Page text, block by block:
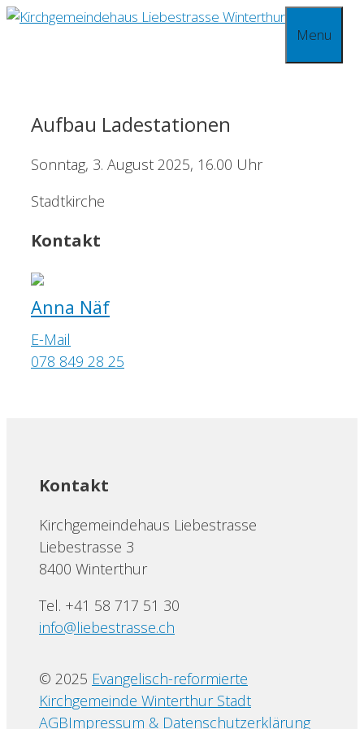
Springe
Menu
Aufbau Ladestationen
Sonntag, 3. August 2025, 16.00 Uhr
Stadtkirche
Kontakt
Anna Näf
E-Mail
078 849 28 25
Kontakt
Kirchgemeindehaus Liebestrasse
Liebestrasse 3
8400 Winterthur
Tel. +41 58 717 51 30
info@liebestrasse.ch
© 2025 Evangelisch-reformierte
Kirchgemeinde Winterthur Stadt
Impressum & Datenschutzerklärung
AGB